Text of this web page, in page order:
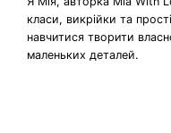
класи, викрійки та
навчитися творити
маленьких деталей.